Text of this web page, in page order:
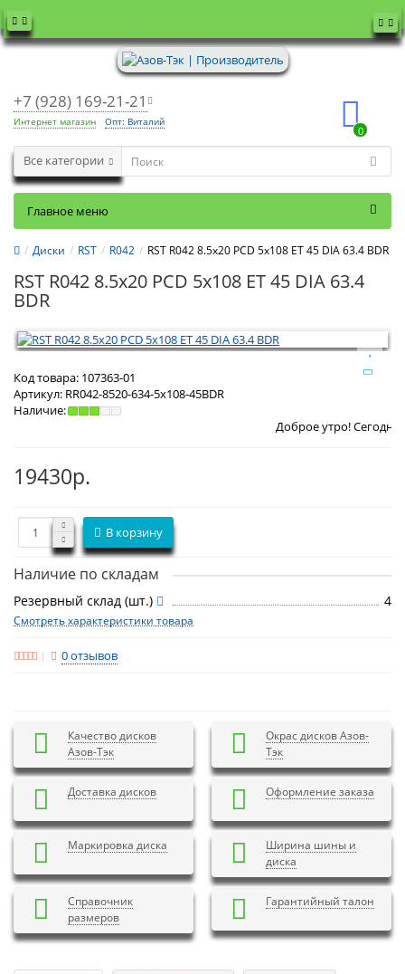
+7 (928) 169-21-21
Интернет магазин Опт: Виталий
0
Все категории
Главное меню
Диски RST R042 RST R042 8.5x20 PCD 5x108 ET 45 DIA 63.4 BDR
RST R042 8.5x20 PCD 5x108 ET 45 DIA 63.4
BDR
Код товара: 107363-01
Артикул: RR042-8520-634-5x108-45BDR
Наличие:
Доброе утро! СегодняВоскресенье
19430р.
В корзину
Наличие по складам
Резервный склад (шт.) 4
Смотреть характеристики товара
0 отзывов
Качество дисков
Азов-Тэк
Окрас дисков Азов-
Тэк
Доставка дисков Оформление заказа
Маркировка диска
Ширина шины и
диска
Справочник
размеров
Гарантийный талон